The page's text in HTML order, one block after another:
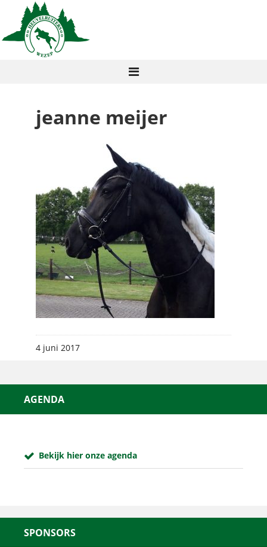
jeanne meijer
4 juni 2017
AGENDA
Bekijk hier onze agenda
SPONSORS